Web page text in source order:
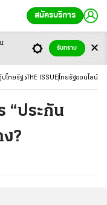
สมัครบริการ
ปไทยรัฐ THE ISSUEไทยรัฐออนไลน์
“ประกัน
ง?
รับทราบ